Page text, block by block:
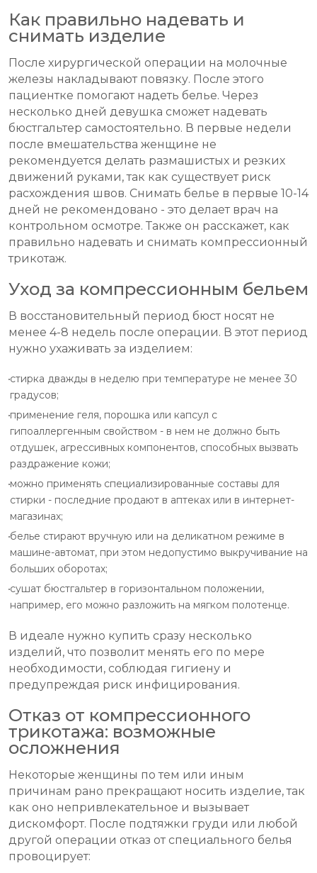
Как правильно надевать и
снимать изделие
После хирургической операции на молочные
железы накладывают повязку. После этого
пациентке помогают надеть белье. Через
несколько дней девушка сможет надевать
бюстгальтер самостоятельно. В первые недели
после вмешательства женщине не
рекомендуется делать размашистых и резких
движений руками, так как существует риск
расхождения швов. Снимать белье в первые 10-14
дней не рекомендовано - это делает врач на
контрольном осмотре. Также он расскажет, как
правильно надевать и снимать компрессионный
трикотаж.
Уход за компрессионным бельем
В восстановительный период бюст носят не
менее 4-8 недель после операции. В этот период
нужно ухаживать за изделием:
стирка дважды в неделю при температуре не менее 30
градусов;
применение геля, порошка или капсул с
гипоаллергенным свойством - в нем не должно быть
отдушек, агрессивных компонентов, способных вызвать
раздражение кожи;
можно применять специализированные составы для
стирки - последние продают в аптеках или в интернет-
магазинах;
белье стирают вручную или на деликатном режиме в
машине-автомат, при этом недопустимо выкручивание на
больших оборотах;
сушат бюстгальтер в горизонтальном положении,
например, его можно разложить на мягком полотенце.
В идеале нужно купить сразу несколько
изделий, что позволит менять его по мере
необходимости, соблюдая гигиену и
предупреждая риск инфицирования.
Отказ от компрессионного
трикотажа: возможные
осложнения
Некоторые женщины по тем или иным
причинам рано прекращают носить изделие, так
как оно непривлекательное и вызывает
дискомфорт. После подтяжки груди или любой
другой операции отказ от специального белья
провоцирует: